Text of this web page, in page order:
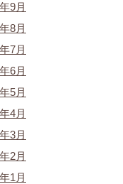
9月
8月
7月
6月
5月
4月
3月
2月
1月